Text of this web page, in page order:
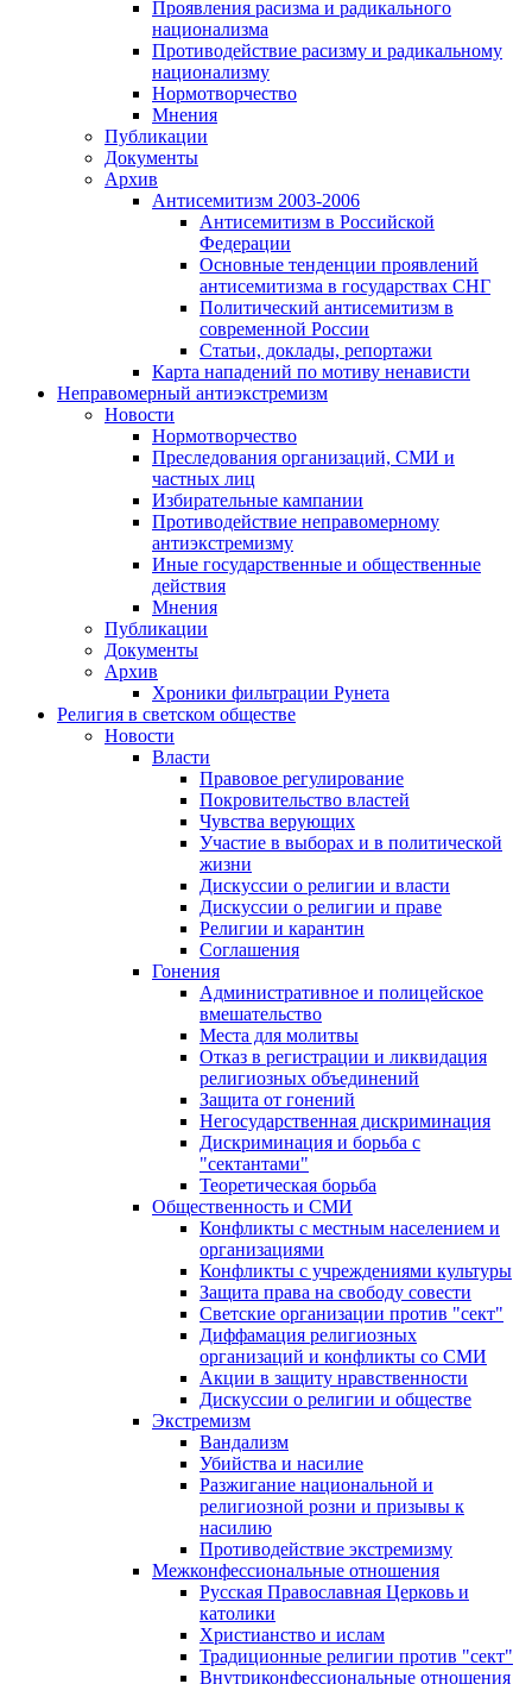
Проявления расизма и радикального
национализма
Противодействие расизму и радикальному
национализму
Нормотворчество
Мнения
Публикации
Документы
Архив
Антисемитизм 2003-2006
Антисемитизм в Российской
Федерации
Основные тенденции проявлений
антисемитизма в государствах СНГ
Политический антисемитизм в
современной России
Статьи, доклады, репортажи
Карта нападений по мотиву ненависти
Неправомерный антиэкстремизм
Новости
Нормотворчество
Преследования организаций, СМИ и
частных лиц
Избирательные кампании
Противодействие неправомерному
антиэкстремизму
Иные государственные и общественные
действия
Мнения
Публикации
Документы
Архив
Хроники фильтрации Рунета
Религия в светском обществе
Новости
Власти
Правовое регулирование
Покровительство властей
Чувства верующих
Участие в выборах и в политической
жизни
Дискуссии о религии и власти
Дискуссии о религии и праве
Религии и карантин
Соглашения
Гонения
Административное и полицейское
вмешательство
Места для молитвы
Отказ в регистрации и ликвидация
религиозных объединений
Защита от гонений
Негосударственная дискриминация
Дискриминация и борьба с
"сектантами"
Теоретическая борьба
Общественность и СМИ
Конфликты с местным населением и
организациями
Конфликты с учреждениями культуры
Защита права на свободу совести
Светские организации против "сект"
Диффамация религиозных
организаций и конфликты со СМИ
Акции в защиту нравственности
Дискуссии о религии и обществе
Экстремизм
Вандализм
Убийства и насилие
Разжигание национальной и
религиозной розни и призывы к
насилию
Противодействие экстремизму
Межконфессиональные отношения
Русская Православная Церковь и
католики
Христианство и ислам
Традиционные религии против "сект"
Внутриконфессиональные отношения